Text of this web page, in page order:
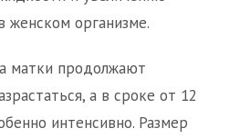
женском организме.
матки продолжают
а в сроке от 12
интенсивно. Размер